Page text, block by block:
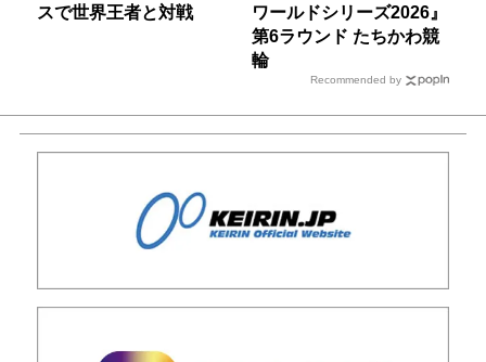
スで世界王者と対戦
ワールドシリーズ2026』
第6ラウンド たちかわ競
輪
Recommended by